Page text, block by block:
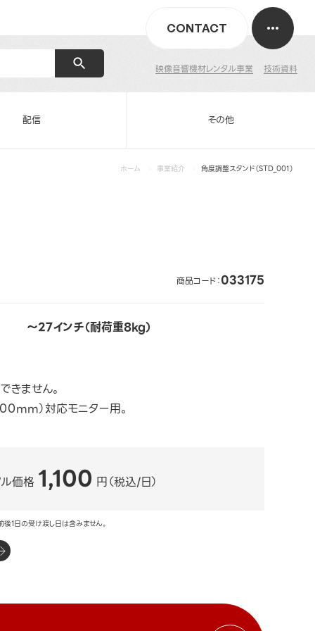
映像音響機材レンタル事業 技術資料
CONTACT
配信 その他
ホーム 事業紹介 角度調整スタンド（STD_001）
商品コード：033175
～27インチ（耐荷重8kg）
きません。
）対応モニター用。
価格 1,100 円（税込/日）
1日の受け渡し日は含みません。